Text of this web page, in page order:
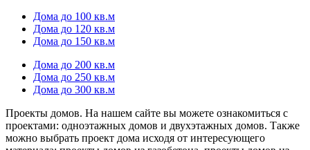
Дома до 100 кв.м
Дома до 120 кв.м
Дома до 150 кв.м
Дома до 200 кв.м
Дома до 250 кв.м
Дома до 300 кв.м
Проекты домов. На нашем сайте вы можете ознакомиться с
проектами: одноэтажных домов и двухэтажных домов. Также
можно выбрать проект дома исходя от интересующего